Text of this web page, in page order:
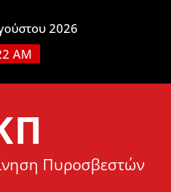
2026
AM
Πυροσβεστών